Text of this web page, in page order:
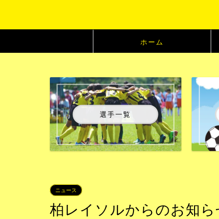
ホーム
選手一覧
ニュース
柏レイソルからのお知